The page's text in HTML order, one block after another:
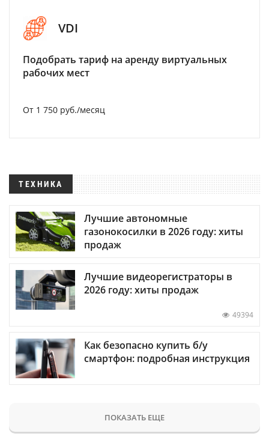
VDI
Подобрать тариф на аренду виртуальных
рабочих мест
От 1 750 руб./месяц
ТЕХНИКА
Лучшие автономные
газонокосилки в 2026 году: хиты
продаж
Лучшие видеорегистраторы в
2026 году: хиты продаж
49394
Как безопасно купить б/у
смартфон: подробная инструкция
ПОКАЗАТЬ ЕЩЕ